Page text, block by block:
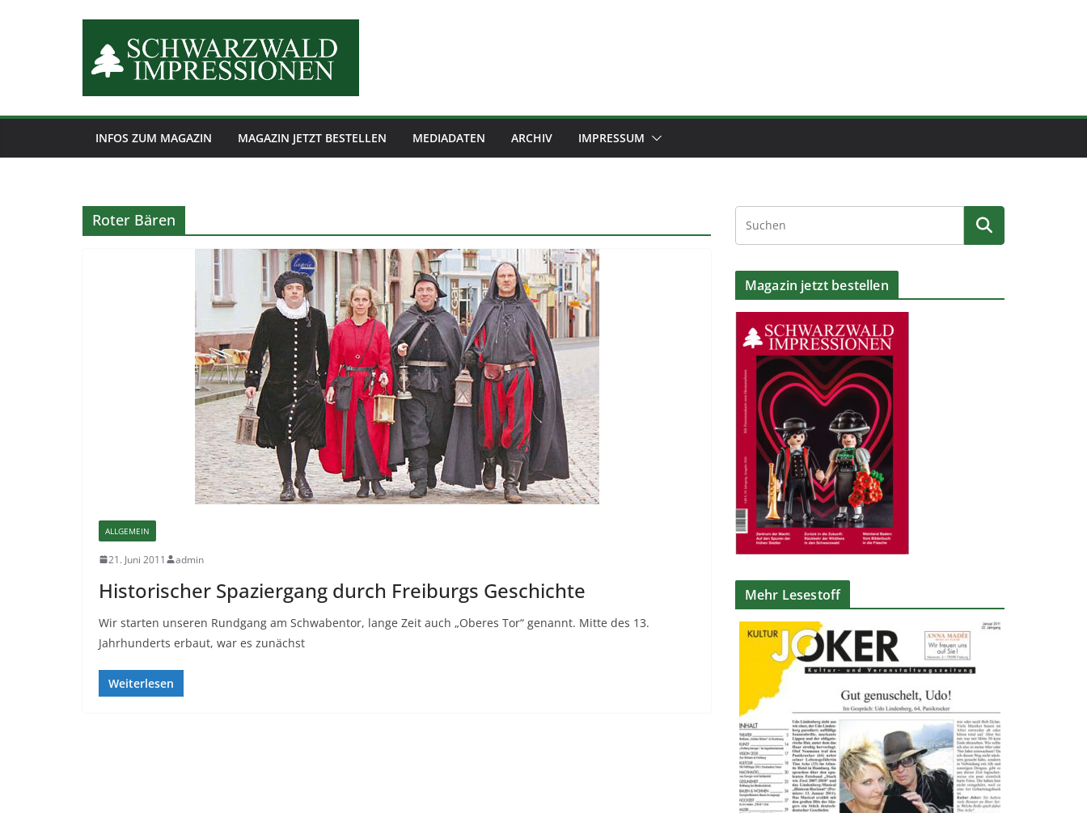
INFOS ZUM MAGAZIN MAGAZIN JETZT BESTELLEN MEDIADATEN ARCHIV IMPRESSUM
Roter Bären
ALLGEMEIN
21. Juni 2011 admin
Historischer Spaziergang durch Freiburgs Geschichte
Wir starten unseren Rundgang am Schwabentor, lange Zeit auch „Oberes Tor“ genannt. Mitte des 13.
Jahrhunderts erbaut, war es zunächst
Weiterlesen
Magazin jetzt bestellen
Mehr Lesestoff